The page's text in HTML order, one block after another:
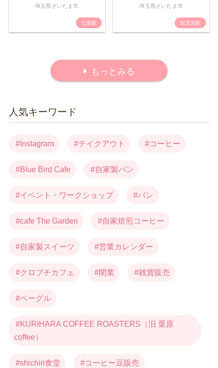
埼玉県さいたま市
七里駅
埼玉県さいたま市
加茂宮駅
もっとみる
人気キーワード
Instagram テイクアウト コーヒー
Blue Bird Cafe 自家製パン
イベント・ワークショップ パン
cafe The Garden 自家焙煎コーヒー
自家製スイーツ 営業カレンダー
クロブチカフェ 閉業 雑貨販売
ベーグル
KURIHARA COFFEE ROASTERS（旧 栗原
coffee）
shichiri食堂 コーヒー豆販売